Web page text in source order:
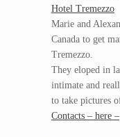
Hotel Tremezzo
Marie and
Canada to get
Tremezzo.
They eloped in
intimate and
to take pictures
Contacts – here –